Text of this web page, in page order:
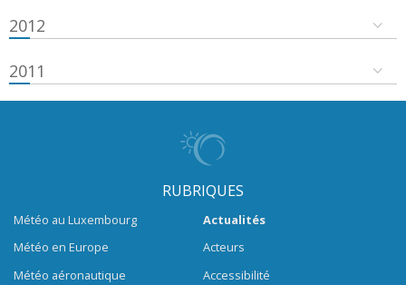
2012
2011
RUBRIQUES
Météo au Luxembourg
Météo en Europe
Météo aéronautique
Actualités
Acteurs
Accessibilité